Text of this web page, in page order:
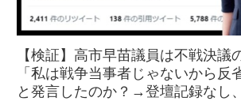
【検証】高市早苗議員は不戦決議
「私は戦争当事者じゃないから反
と発言したのか？→登壇記録なし